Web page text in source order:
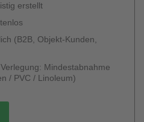
erstellt
(B2B, Objekt-Kunden,
Mindestabnahme
/ PVC / Linoleum)